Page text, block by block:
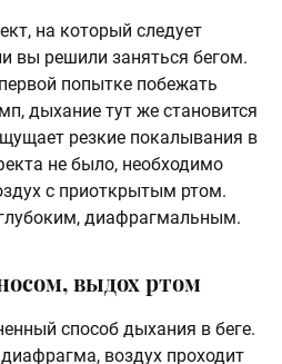
на который следует
вы решили заняться бегом.
попытке побежать
дыхание тут же становится
резкие покалывания в
не было, необходимо
с приоткрытым ртом.
диафрагмальным.
выдох ртом
способ дыхания в беге.
воздух проходит